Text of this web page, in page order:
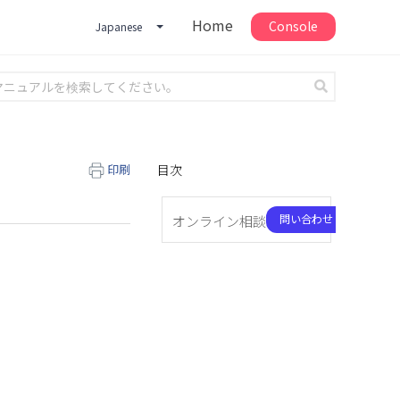
Japanese Home Console
印刷 目次
オンライン相談 問い合わせ